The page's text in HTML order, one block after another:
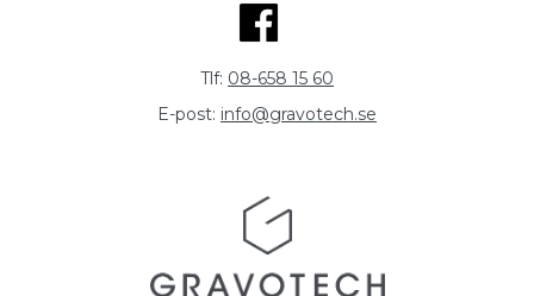
Tlf: 08-658 15 60
E-post: info@gravotech.se